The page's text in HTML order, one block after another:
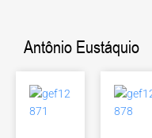
Antônio Eustáquio